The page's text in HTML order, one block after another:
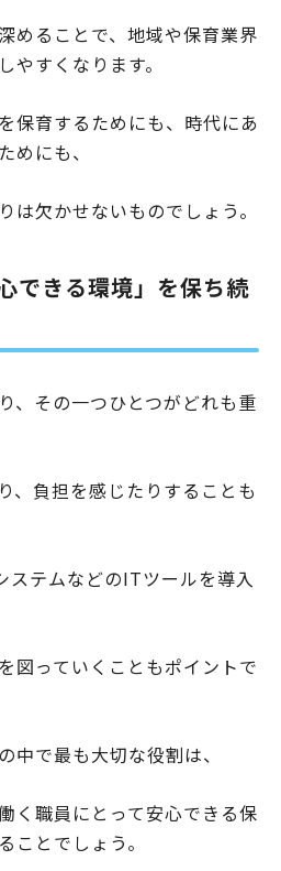
めることで、地域や保育業界
やすくなります。
保育するためにも、時代にあ
めにも、
は欠かせないものでしょう。
できる環境」を保ち続
、その一つひとつがどれも重
、負担を感じたりすることも
ステムなどのITツールを導入
を図っていくこともポイントで
の中で最も大切な役割は、
く職員にとって安心できる保
ことでしょう。